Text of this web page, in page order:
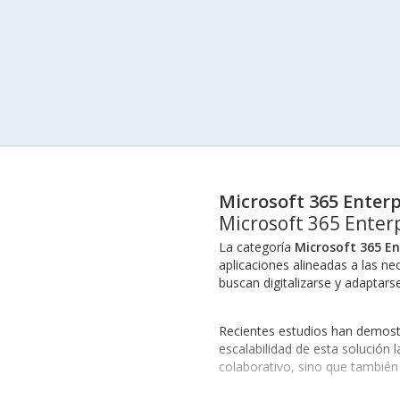
Microsoft 365
Microsoft 365
La categoría Microsoft 365
aplicaciones alineadas a las
buscan digitalizarse y
Recientes estudios han
escalabilidad de esta solución
colaborativo, sino que